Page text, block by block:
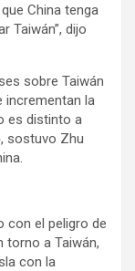
China tenga
Taiwán”, dijo
sobre Taiwán
incrementan la
es distinto a
sostuvo Zhu
con el peligro de
torno a Taiwán,
con la